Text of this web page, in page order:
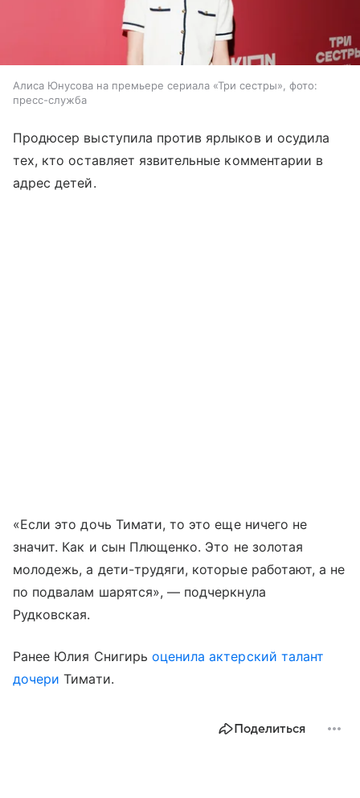
Алиса Юнусова на премьере сериала «Три сестры», фото:
пресс-служба
Продюсер выступила против ярлыков и осудила
тех, кто оставляет язвительные комментарии в
адрес детей.
«Если это дочь Тимати, то это еще ничего не
значит. Как и сын Плющенко. Это не золотая
молодежь, а дети-трудяги, которые работают, а не
по подвалам шарятся», — подчеркнула
Рудковская.
Ранее Юлия Снигирь оценила актерский талант
дочери Тимати.
Поделиться